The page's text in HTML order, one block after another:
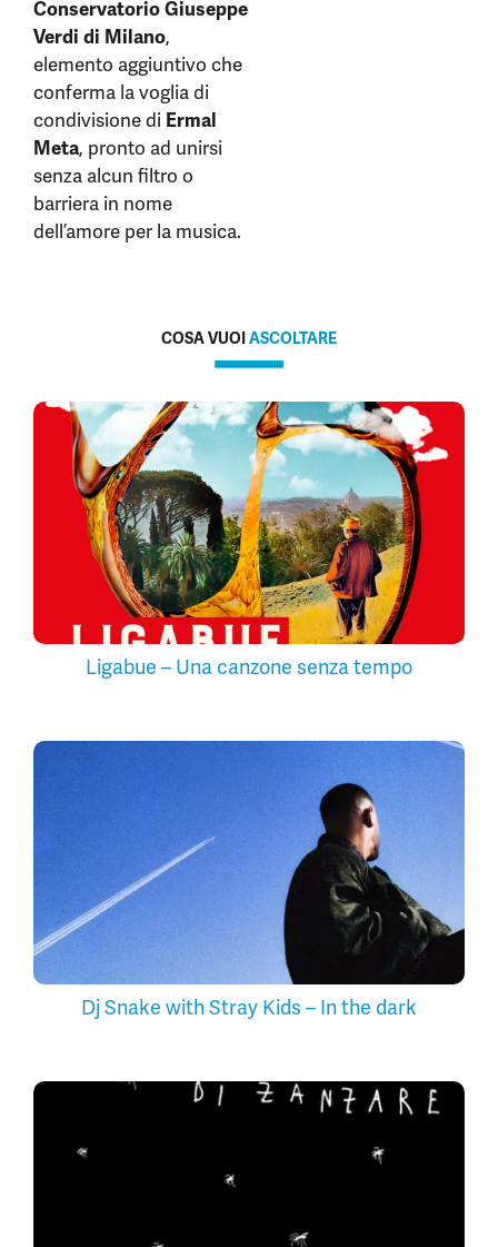
Conservatorio Giuseppe
Verdi di Milano,
elemento aggiuntivo che
conferma la voglia di
condivisione di Ermal
Meta, pronto ad unirsi
senza alcun filtro o
barriera in nome
dell’amore per la musica.
COSA VUOIASCOLTARE
Ligabue – Una canzone senza tempo
Dj Snake with Stray Kids – In the dark